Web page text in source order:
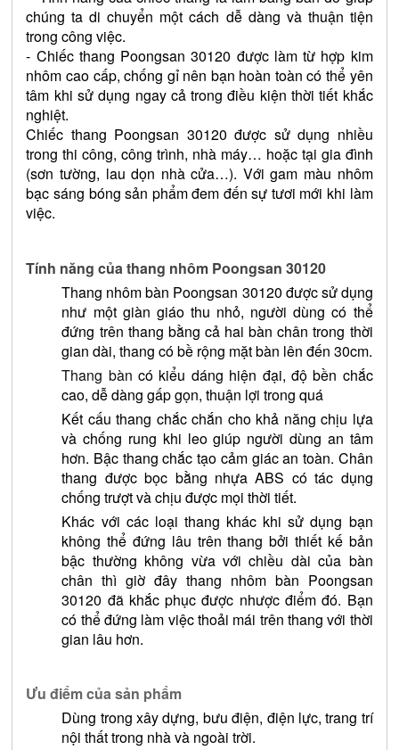
chúng ta di chuyển một cách dễ dàng và thuận tiện
trong công việc.
- Chiếc thang Poongsan 30120 được làm từ hợp kim
nhôm cao cấp, chống gỉ nên bạn hoàn toàn có thể yên
tâm khi sử dụng ngay cả trong điều kiện thời tiết khắc
nghiệt.
Chiếc thang Poongsan 30120 được sử dụng nhiều
trong thi công, công trình, nhà máy… hoặc tại gia đình
(sơn tường, lau dọn nhà cửa…). Với gam màu nhôm
bạc sáng bóng sản phẩm đem đến sự tươi mới khi làm
việc.
Tính năng của thang nhôm Poongsan 30120
Thang nhôm bàn Poongsan 30120 được sử dụng
như một giàn giáo thu nhỏ, người dùng có thể
đứng trên thang bằng cả hai bàn chân trong thời
gian dài, thang có bề rộng mặt bàn lên đến 30cm.
Thang bàn có kiểu dáng hiện đại, độ bền chắc
cao, dễ dàng gấp gọn, thuận lợi trong quá
Kết cấu thang chắc chắn cho khả năng chịu lựa
và chống rung khi leo giúp người dùng an tâm
hơn. Bậc thang chắc tạo cảm giác an toàn. Chân
thang được bọc bằng nhựa ABS có tác dụng
chống trượt và chịu được mọi thời tiết.
Khác với các loại thang khác khi sử dụng bạn
không thể đứng lâu trên thang bởi thiết kế bản
bậc thường không vừa với chiều dài của bàn
chân thì giờ đây thang nhôm bàn Poongsan
30120 đã khắc phục được nhược điểm đó. Bạn
có thể đứng làm việc thoải mái trên thang với thời
gian lâu hơn.
Ưu điểm của sản phẩm
Dùng trong xây dựng, bưu điện, điện lực, trang trí
nội thất trong nhà và ngoài trời.